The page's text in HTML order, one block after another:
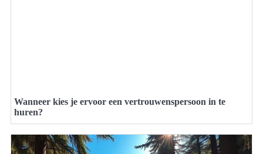
Wanneer kies je ervoor een vertrouwenspersoon in te
huren?